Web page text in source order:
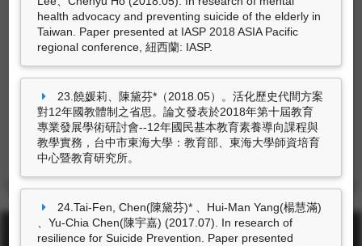
技術報告
尚無資料
health advocacy and preventing suicide of the elderly in
Taiwan. Paper presented at IASP 2018 ASIA Pacific
regional conference, 紐西蘭: IASP.
23.饒媛莉、陳黛芬*（2018.05）。活化歷史代間方案
對12年國教體制之省思。論文發表於2018年第十屆教育
專業發展學術研討會--12年國民基本教育素養導向課程與
教學實務，台中市東海大學：教育部、東海大學師資培育
中心暨教育研究所。
24.Tai-Fen, Chen(陳黛芬)* 、Hui-Man Yang(楊慧滿)
、Yu-Chia Chen(陳宇嘉) (2017.07). In research of
resilience for Suicide Prevention. Paper presented